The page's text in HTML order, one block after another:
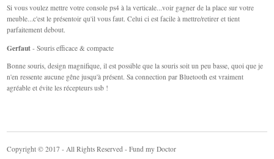
Si vous voulez mettre votre console ps4 à la verticale...voir gagner de la place sur votre
meuble...c'est le présentoir qu'il vous faut. Celui ci est facile à mettre/retirer et tient
parfaitement debout.
Gerfaut - Souris efficace & compacte
Bonne souris, design magnifique, il est possible que la souris soit un peu basse, quoi que je
n'en ressente aucune gêne jusqu'à présent. Sa connection par Bluetooth est vraiment
agréable et évite les récepteurs usb !
Copyright © 2017 - All Rights Reserved - Fund my Doctor